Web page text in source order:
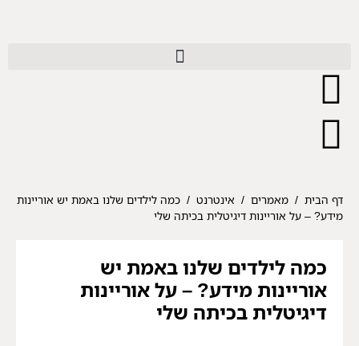
דף הבית/מאמרים/אינטרנט/כמה לילדים שלנו באמת יש אוריינות
מידע? – על אוריינות דיגיטלית בכיתה שלי
כמה לילדים שלנו באמת יש
אוריינות מידע? – על אוריינות
דיגיטלית בכיתה שלי